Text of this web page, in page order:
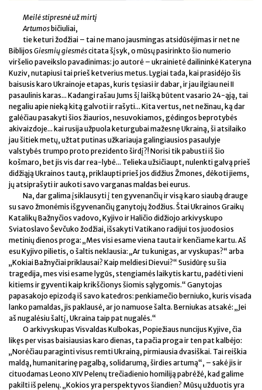
Meilė stipresnė už mirtį
Artumosbičiuliai,
tie keturi žodžiai – tai ne mano jausmingas atsidūsėjimas ir net ne
Biblijos Giesmių giesmėscitata šįsyk, o mūsų pasirinkto šio numerio
viršelio paveikslo pavadinimas: jo autorė – ukrainietė dailininkė Kateryna
Kuziv, nutapiusi tai prieš ketverius metus. Lygiai tada, kai prasidėjo šis
baisusis karo Ukrainoje etapas, kuris tęsiasi ir dabar, ir jau ilgiau nei II
pasaulinis karas... Kadangi rašau Jums šį laišką būtent vasario 24-ąją, tai
negaliu apie nieką kitą galvoti ir rašyti... Kita vertus, net nežinau, ką dar
galėčiau pasakyti šios žiaurios, nesuvokiamos, gėdingos beprotybės
akivaizdoje... kai rusija užpuola keturgubai mažesnę Ukrainą, ši atsilaiko
jau šitiek metų, užtat putinas užkariauja galingiausios pasaulyje
valstybės trumpo proto prezidento širdį?! Norisi tik pabusti iš šio
košmaro, bet jis vis dar rea-lybė... Telieka užsičiaupt, nulenkti galvą prieš
didžiąją Ukrainos tautą, priklaupti prieš jos didžius Žmones, dėkoti jiems,
jų atsiprašyti ir aukoti savo varganas maldas bei eurus.
Na, dar galima įsiklausyti į ten gyvenančių ir visą karo siaubą drauge
su savo žmonėmis išgyvenančių ganytojų žodžius. Štai Ukrainos Graikų
Katalikų Bažnyčios vadovo, Kyjivo ir Haličio didžiojo arkivyskupo
Sviatoslavo Ševčuko žodžiai, išsakyti Vatikano radijui tos juodosios
metinių dienos proga: „Mes visi esame viena tauta ir kenčiame kartu. Aš
esu Kyjivo pilietis, o šaltis neklausia: „Ar tu kunigas, ar vyskupas?“ arba
„Kokiai Bažnyčiai priklausai? Kaip meldiesi Dievui?“ Susidūrę su šia
tragedija, mes visi esame lygūs, stengiamės laikytis kartu, padėti vieni
kitiems ir gyventi kaip krikščionys šiomis sąlygomis.“ Ganytojas
papasakojo epizodą iš savo katedros: penkiamečio berniuko, kuris visada
lanko pamaldas, jis paklausė, ar jo namuose šalta. Berniukas atsakė: „Jei
aš nugalėsiu šaltį, Ukraina taip pat nugalės.“
O arkivyskupas Visvaldas Kulbokas, Popiežiaus nuncijus Kyjive, čia
likęs per visas baisiausias karo dienas, ta pačia proga ir ten pat kalbėjo:
„Norėčiau paraginti visus remti Ukrainą, pirmiausia dvasiškai. Tai reiškia
maldą, humanitarinę pagalbą, solidarumą, širdies artumą“, – sakė jis ir
cituodamas Leono XIV Pelenų trečiadienio homiliją pabrėžė, kad galime
pakilti iš pelenų. „Kokios yra perspektyvos šiandien? Mūsų užduotis yra